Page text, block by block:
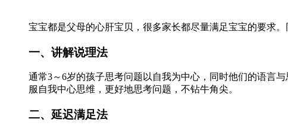
宝宝都是父母的心肝宝贝，很多家长都尽量满足宝宝的要求
一、讲解说理法
通常3～6岁的孩子思考问题以自我为中心，同时他们的语言
服自我中心思维，更好地思考问题，不钻牛角尖。
二、延迟满足法